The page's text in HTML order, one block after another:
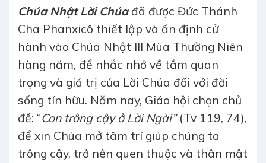
Chúa Nhật Lời Chúađã được Đức Thánh
Cha Phanxicô thiết lập và ấn định cử
hành vào Chúa Nhật III Mùa Thường Niên
hàng năm, để nhắc nhở về tầm quan
trọng và giá trị của Lời Chúa đối với đời
sống tín hữu. Năm nay, Giáo hội chọn chủ
đề: “Con trông cậy ở Lời Ngài”(Tv 119, 74),
để xin Chúa mở tâm trí giúp chúng ta
trông cậy, trở nên quen thuộc và thân mật